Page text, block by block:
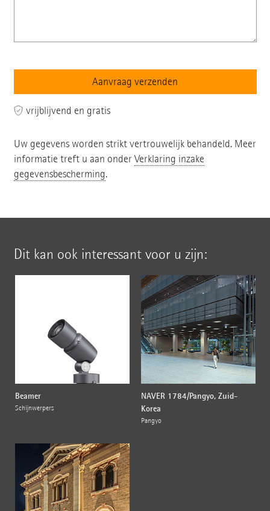
vrijblijvend en gratis
Uw gegevens worden strikt vertrouwelijk behandeld. Meer
informatie treft u aan onderVerklaring inzake
gegevensbescherming.
Dit kan ook interessant voor u zijn:
Beamer
Schijnwerpers
NAVER 1784/Pangyo, Zuid-
Korea
Pangyo